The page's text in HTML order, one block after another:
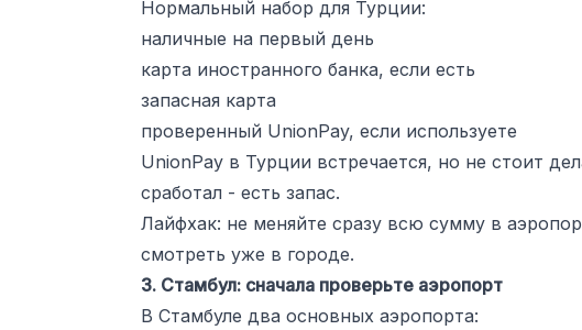
Нормальный набор для Турции:
наличные на первый день
карта иностранного банка, если есть
запасная карта
проверенный UnionPay, если используете
UnionPay в Турции встречается, но не стоит
сработал - есть запас.
Лайфхак: не меняйте сразу всю сумму в
смотреть уже в городе.
3. Стамбул: сначала проверьте аэропорт
В Стамбуле два основных аэропорта: